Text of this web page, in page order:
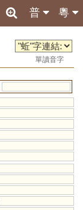
粵
普
單讀音字